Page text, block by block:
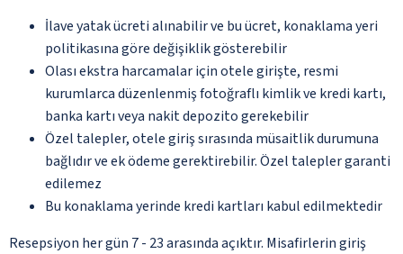
İlave yatak ücreti alınabilir ve bu ücret, konaklama yeri
politikasına göre değişiklik gösterebilir
Olası ekstra harcamalar için otele girişte, resmi
kurumlarca düzenlenmiş fotoğraflı kimlik ve kredi kartı,
banka kartı veya nakit depozito gerekebilir
Özel talepler, otele giriş sırasında müsaitlik durumuna
bağlıdır ve ek ödeme gerektirebilir. Özel talepler garanti
edilemez
Bu konaklama yerinde kredi kartları kabul edilmektedir
Resepsiyon her gün 7 - 23 arasında açıktır. Misafirlerin giriş